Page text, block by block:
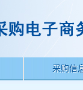
采购信